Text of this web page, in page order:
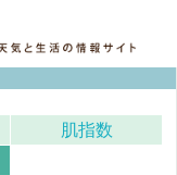
肌指数